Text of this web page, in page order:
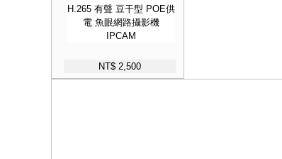
H.265 有聲 豆干型 POE供
電 魚眼網路攝影機
IPCAM
NT$ 2,500